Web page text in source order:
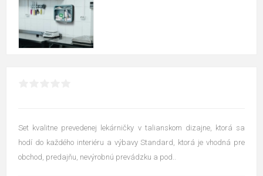
Set kvalitne prevedenej lekárničky v talianskom dizajne, ktorá sa
hodí do každého interiéru a výbavy Standard, ktorá je vhodná pre
obchod, predajňu, nevýrobnú prevádzku a pod..